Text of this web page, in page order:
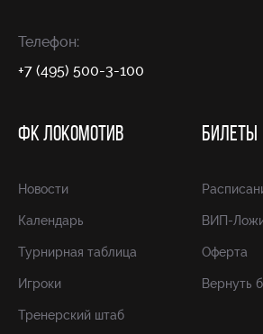
Телефон:
+7 (495) 500-3-100
ФК ЛОКОМОТИВ
Новости
Календарь
Турнирная таблица
Игроки
Тренерский штаб
БИЛЕТЫ
ВИП-
Оферта
Вернуть